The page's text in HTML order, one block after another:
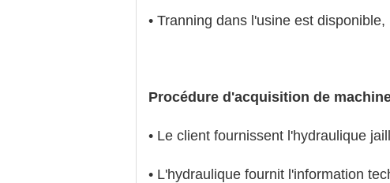
• Tranning dans l'usine est
Procédure d'acquisition de
• Le client fournissent l'hydraulique
• L'hydraulique fournit l'information